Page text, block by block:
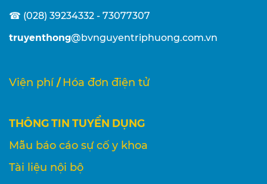
☎ (028) 39234332 - 73077307
truyenthong@bvnguyentriphuong.com.vn
Viện phí / Hóa đơn điện tử
THÔNG TIN TUYỂN DỤNG
Mẫu báo cáo sự cố y khoa
Tài liệu nội bộ